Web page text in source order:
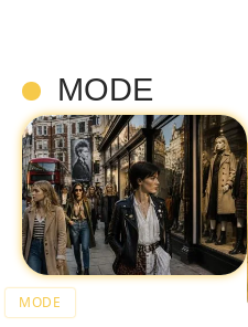
MODE
MODE